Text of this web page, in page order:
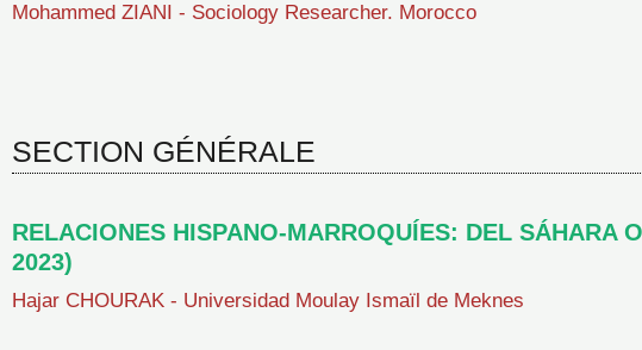
Mohammed ZIANI - Sociology Researcher. Morocco
SECTION GÉNÉRALE
RELACIONES HISPANO-MARROQUÍES: DEL SÁHARA
2023)
Hajar CHOURAK - Universidad Moulay Ismaïl de Meknes